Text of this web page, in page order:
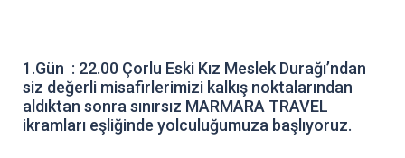
1.Gün : 22.00 Çorlu Eski Kız Meslek Durağı’ndan
siz değerli misafirlerimizi kalkış noktalarından
aldıktan sonra sınırsız MARMARA TRAVEL
ikramları eşliğinde yolculuğumuza başlıyoruz.